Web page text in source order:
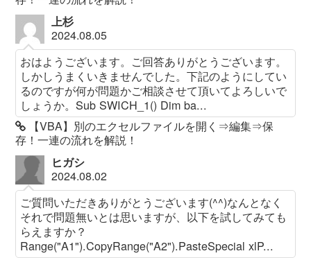
上杉
2024.08.05
おはようございます。ご回答ありがとうございます。
しかしうまくいきませんでした。下記のようにしてい
るのですが何が問題かご相談させて頂いてよろしいで
しょうか。Sub SWICH_1() Dim ba...
【VBA】別のエクセルファイルを開く⇒編集⇒保
存！一連の流れを解説！
ヒガシ
2024.08.02
ご質問いただきありがとうございます(^^)なんとなく
それで問題無いとは思いますが、以下を試してみても
らえますか？
Range("A1").CopyRange("A2").PasteSpecial xlP...